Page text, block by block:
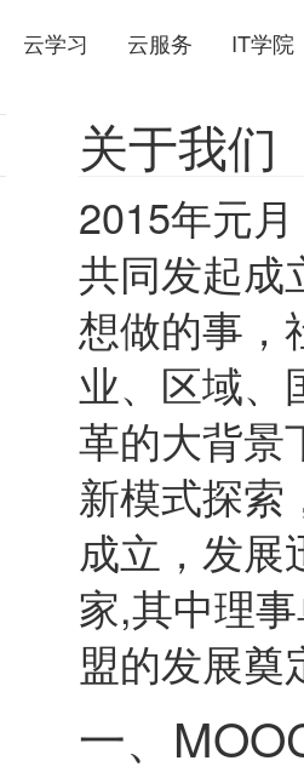
云学习 云服务 IT学院
关于我们
2015年元
共同发起成
想做的事，
业、区域、
革的大背景
新模式探索
成立，发展
家,其中理
盟的发展奠
一、